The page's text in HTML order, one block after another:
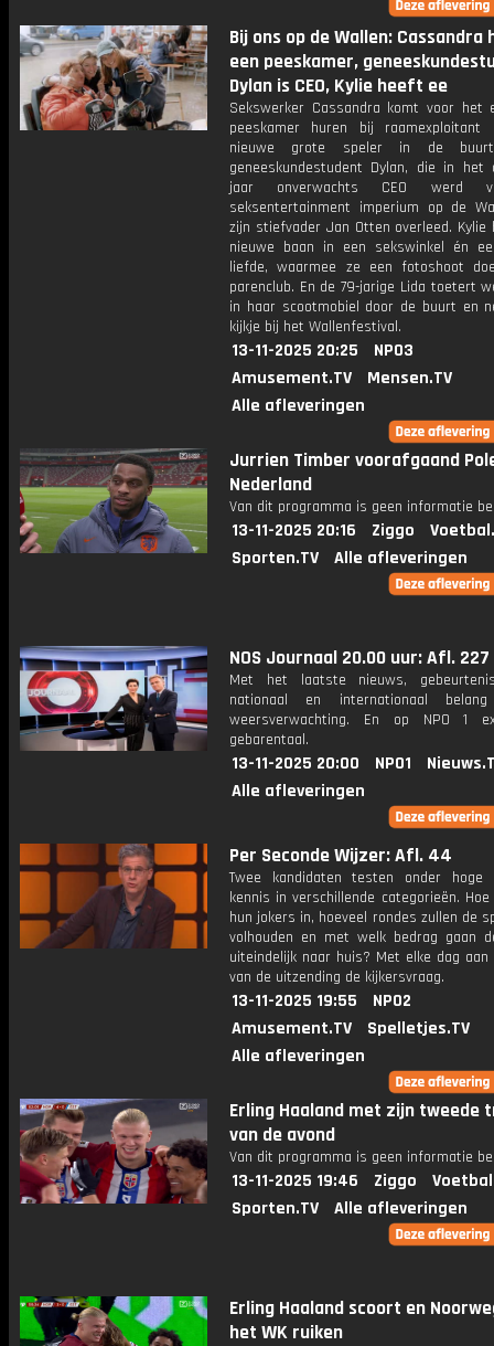
Bij ons op de Wallen: Cassandra
een peeskamer,
Dylan is CEO, Kylie heeft ee
Sekswerker Cassandra komt voor het
peeskamer huren bij raamexploitant
nieuwe grote speler in de
geneeskundestudent Dylan, die in het
jaar onverwachts CEO werd
seksentertainment imperium op de
zijn stiefvader Jan Otten overleed. Kylie
nieuwe baan in een sekswinkel én
liefde, waarmee ze een fotoshoot
parenclub. En de 79-jarige Lida toetert
in haar scootmobiel door de buurt en
kijkje bij het Wallenfestival.
13-11-2025 20:25
NPO3
Amusement.TV
Mensen.TV
Alle afleveringen
Jurrien Timber voorafgaand
Nederland
Van dit programma is geen informatie
13-11-2025 20:16 Ziggo
Sporten.TV
Alle afleveringen
NOS Journaal 20.00 uur: Afl. 227
Met het laatste nieuws,
nationaal en internationaal
weersverwachting. En op NPO 1
gebarentaal.
13-11-2025 20:00 NPO1
Alle afleveringen
Per Seconde Wijzer: Afl. 44
Twee kandidaten testen onder hoge
kennis in verschillende categorieën.
hun jokers in, hoeveel rondes zullen de
volhouden en met welk bedrag gaan
uiteindelijk naar huis? Met elke dag
van de uitzending de kijkersvraag.
13-11-2025 19:55
NPO2
Amusement.TV
Spelletjes.TV
Alle afleveringen
Erling Haaland met zijn
van de avond
Van dit programma is geen informatie
13-11-2025 19:46 Ziggo
Sporten.TV
Alle afleveringen
Erling Haaland scoort en
het WK ruiken